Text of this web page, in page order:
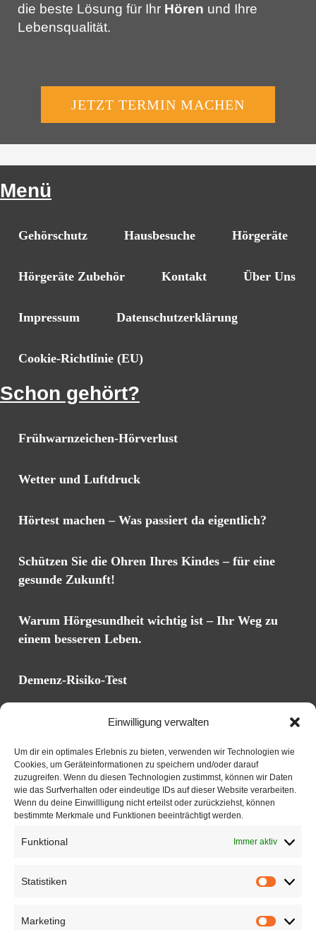
Einwilligung verwalten
Um dir ein optimales Erlebnis zu bieten, verwenden wir Technologien wie
Cookies, um Geräteinformationen zu speichern und/oder darauf
zuzugreifen. Wenn du diesen Technologien zustimmst, können wir Daten
wie das Surfverhalten oder eindeutige IDs auf dieser Website verarbeiten.
Wenn du deine Einwillligung nicht erteilst oder zurückziehst, können
bestimmte Merkmale und Funktionen beeinträchtigt werden.
Funktional Immer aktiv
Statistiken
Marketing
die beste Lösung für Ihr Hören und Ihre
Lebensqualität.
JETZT TERMIN MACHEN
Menü
Gehörschutz Hausbesuche Hörgeräte
Hörgeräte Zubehör Kontakt Über Uns
Impressum Datenschutzerklärung
Cookie-Richtlinie (EU)
Schon gehört?
Frühwarnzeichen-Hörverlust
Wetter und Luftdruck
Hörtest machen – Was passiert da eigentlich?
Schützen Sie die Ohren Ihres Kindes – für eine
gesunde Zukunft!
Warum Hörgesundheit wichtig ist – Ihr Weg zu
einem besseren Leben.
Demenz-Risiko-Test
Kardinal-Wendel-Str. 41
66440 Blieskastel
Tel.: 06842 8913713
Mainzer Straße 56